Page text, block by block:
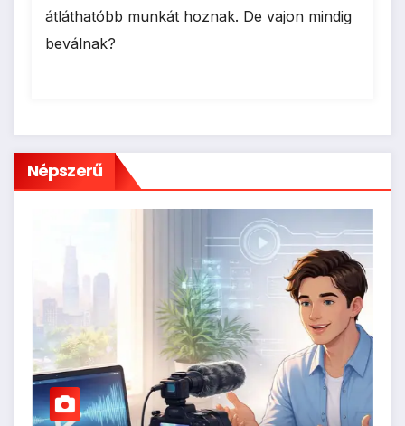
átláthatóbb munkát hoznak. De vajon mindig
beválnak?
Népszerű